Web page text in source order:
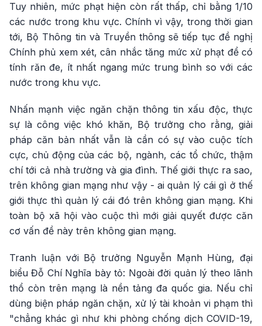
Tuy nhiên, mức phạt hiện còn rất thấp, chỉ bằng 1/10
các nước trong khu vực. Chính vì vậy, trong thời gian
tới, Bộ Thông tin và Truyền thông sẽ tiếp tục đề nghị
Chính phủ xem xét, cân nhắc tăng mức xử phạt để có
tính răn đe, ít nhất ngang mức trung bình so với các
nước trong khu vực.
Nhấn mạnh việc ngăn chặn thông tin xấu độc, thực
sự là công việc khó khăn, Bộ trưởng cho rằng, giải
pháp căn bản nhất vẫn là cần có sự vào cuộc tích
cực, chủ động của các bộ, ngành, các tổ chức, thậm
chí tới cả nhà trường và gia đình. Thế giới thực ra sao,
trên không gian mạng như vậy - ai quản lý cái gì ở thế
giới thực thì quản lý cái đó trên không gian mạng. Khi
toàn bộ xã hội vào cuộc thì mới giải quyết được căn
cơ vấn đề này trên không gian mạng.
Tranh luận với Bộ trưởng Nguyễn Mạnh Hùng, đại
biểu Đỗ Chí Nghĩa bày tỏ: Ngoài đời quản lý theo lãnh
thổ còn trên mạng là nền tảng đa quốc gia. Nếu chỉ
dùng biện pháp ngăn chặn, xử lý tài khoản vi phạm thì
"chẳng khác gì như khi phòng chống dịch COVID-19,